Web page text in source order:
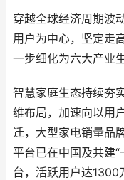
穿越全球经济周期波
用户为中心，坚定走
一步细化为六大产业生
智慧家庭生态持续夯
维布局，加速向以用
迁，大型家电销量品
平台已在中国及共建
台，活跃用户达